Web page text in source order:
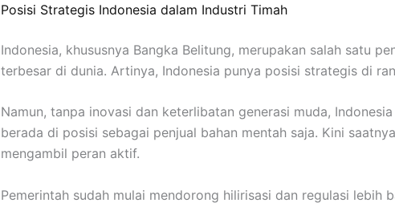
Posisi Strategis Indonesia dalam Industri Timah
Indonesia, khususnya Bangka Belitung, merupakan salah satu
terbesar di dunia. Artinya, Indonesia punya posisi strategis di
Namun, tanpa inovasi dan keterlibatan generasi muda,
berada di posisi sebagai penjual bahan mentah saja. Kini
mengambil peran aktif.
Pemerintah sudah mulai mendorong hilirisasi dan regulasi lebih